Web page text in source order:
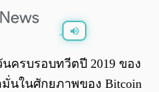
0:00
ครบรอบทวีตปี 2019 ของ
นในศักยภาพของ Bitcoin